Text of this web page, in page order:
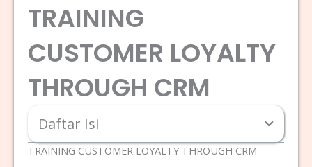
TRAINING
CUSTOMER LOYALTY
THROUGH CRM
Daftar Isi
TRAINING CUSTOMER LOYALTY THROUGH CRM